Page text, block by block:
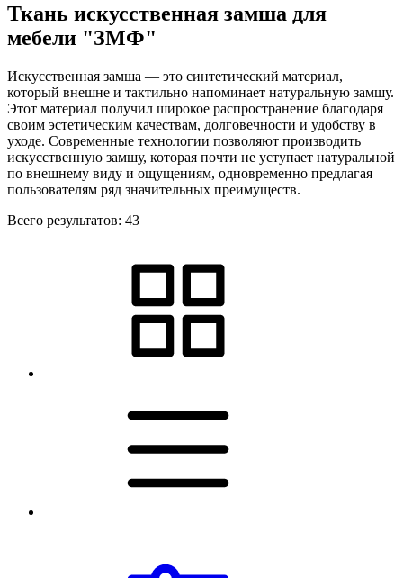
Ткань искусственная замша для
мебели "ЗМФ"
Искусственная замша — это синтетический материал,
который внешне и тактильно напоминает натуральную замшу.
Этот материал получил широкое распространение благодаря
своим эстетическим качествам, долговечности и удобству в
уходе. Современные технологии позволяют производить
искусственную замшу, которая почти не уступает натуральной
по внешнему виду и ощущениям, одновременно предлагая
пользователям ряд значительных преимуществ.
Всего результатов: 43